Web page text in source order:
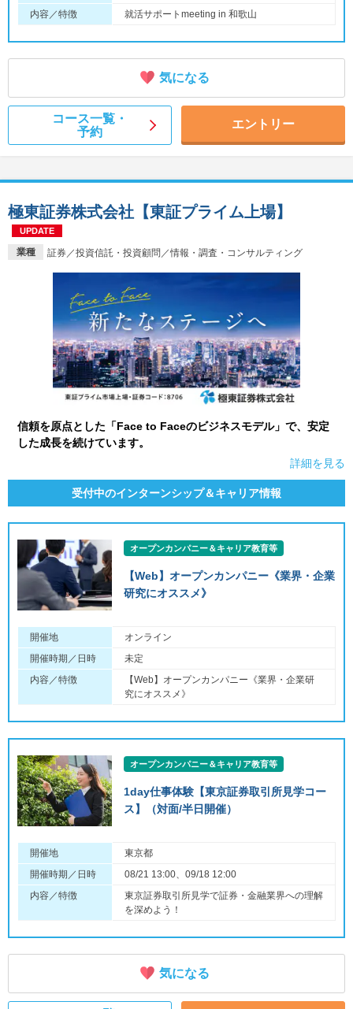
内容／特徴
就活サポートmeeting in 和歌山
気になる
コース一覧・
予約
エントリー
業種 証券／投資信託・投資顧問／情報・調査・コンサルティング
極東証券株式会社【東証プライム上場】
UPDATE
信頼を原点とした「Face to Faceのビジネスモデル」で、安定
した成長を続けています。
詳細を見る
受付中のインターンシップ＆キャリア情報
オープンカンパニー＆キャリア教育等
【Web】オープンカンパニー《業界・企業
研究にオススメ》
開催地
オンライン
開催時期／日時
未定
内容／特徴
【Web】オープンカンパニー《業界・企業研
究にオススメ》
オープンカンパニー＆キャリア教育等
1day仕事体験【東京証券取引所見学コー
ス】（対面/半日開催）
開催地
東京都
開催時期／日時
08/21 13:00、09/18 12:00
内容／特徴
東京証券取引所見学で証券・金融業界への理解
を深めよう！
気になる